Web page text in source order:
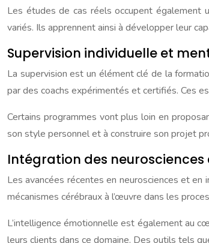
Les études de cas réels occupent également
variés. Ils apprennent ainsi à développer leur
Supervision individuelle et
La supervision est un élément clé de la
par des coachs expérimentés et certifiés. Ces
Certains programmes vont plus loin en
son style personnel et à construire son projet
Intégration des
Les avancées récentes en neurosciences et
mécanismes cérébraux à l’œuvre dans les
L’intelligence émotionnelle est également au
leurs clients dans ce domaine. Des outils tels